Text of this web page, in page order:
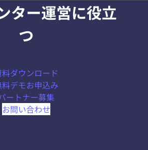
ター運営に役立
つ
料ダウンロード
料デモお申込み
ートナー募集
お問い合わせ